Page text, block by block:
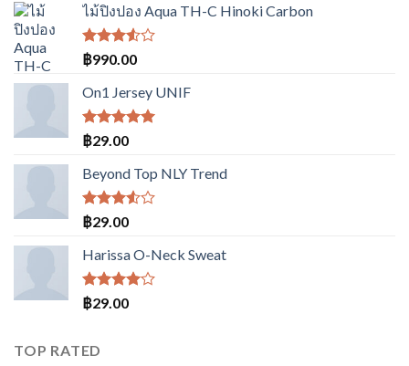
ไม้ปิงปอง Aqua TH-C Hinoki Carbon
ให้
คะแนน
3.50
ตั้งแต่
1-5
฿990.00
On1 Jersey UNIF
ให้คะแนน
5.00
1-5
คะแนน
฿29.00
Beyond Top NLY Trend
ให้
คะแนน
3.50
ตั้งแต่
1-5
฿29.00
Harissa O-Neck Sweat
ให้
คะแนน
ตั้งแต่ 1-
5
฿29.00
TOP RATED